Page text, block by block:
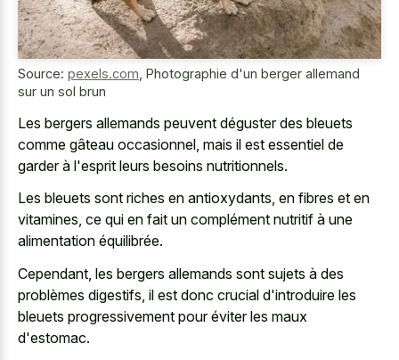
Source: pexels.com Photographie d'un berger allemand
sur un sol brun
Les bergers allemands peuvent déguster des bleuets
comme gâteau occasionnel, mais il est essentiel de
garder à l'esprit leurs besoins nutritionnels.
Les bleuets sont riches en antioxydants, en fibres et en
vitamines, ce qui en fait un complément nutritif à une
alimentation équilibrée.
Cependant, les bergers allemands sont sujets à des
problèmes digestifs, il est donc crucial d'introduire les
bleuets progressivement pour éviter les maux
d'estomac.